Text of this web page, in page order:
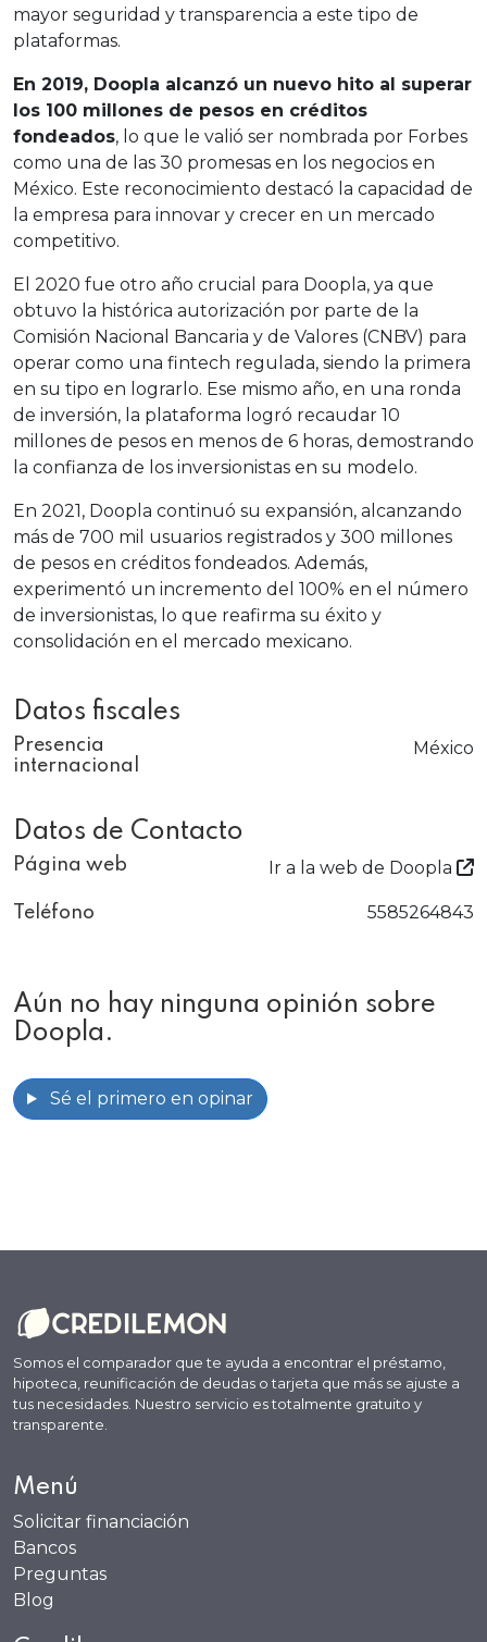
mayor seguridad y transparencia a este tipo de
plataformas.
En 2019, Doopla alcanzó un nuevo hito al superar
los 100 millones de pesos en créditos
fondeados, lo que le valió ser nombrada por Forbes
como una de las 30 promesas en los negocios en
México. Este reconocimiento destacó la capacidad de
la empresa para innovar y crecer en un mercado
competitivo.
El 2020 fue otro año crucial para Doopla, ya que
obtuvo la histórica autorización por parte de la
Comisión Nacional Bancaria y de Valores (CNBV) para
operar como una fintech regulada, siendo la primera
en su tipo en lograrlo. Ese mismo año, en una ronda
de inversión, la plataforma logró recaudar 10
millones de pesos en menos de 6 horas, demostrando
la confianza de los inversionistas en su modelo.
En 2021, Doopla continuó su expansión, alcanzando
más de 700 mil usuarios registrados y 300 millones
de pesos en créditos fondeados. Además,
experimentó un incremento del 100% en el número
de inversionistas, lo que reafirma su éxito y
consolidación en el mercado mexicano.
Datos fiscales
Presencia
internacional
México
Datos de Contacto
Página web Ir a la web de Doopla
Teléfono 5585264843
Aún no hay ninguna opinión sobre
Doopla.
Sé el primero en opinar
Somos el comparador que te ayuda a encontrar el préstamo,
hipoteca, reunificación de deudas o tarjeta que más se ajuste a
tus necesidades. Nuestro servicio es totalmente gratuito y
transparente.
Menú
Solicitar financiación
Bancos
Preguntas
Blog